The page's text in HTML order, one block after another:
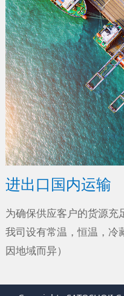
进出口国内运输
为确保供应客户的货源充
我司设有常温，恒温，冷
因地域而异）